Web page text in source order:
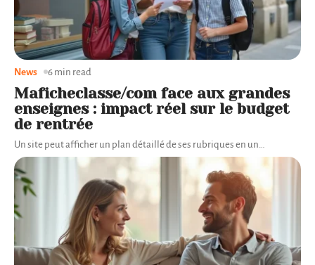
Maficheclasse/com face aux grandes
enseignes : impact réel sur le budget
de rentrée
Un site peut afficher un plan détaillé de ses rubriques en un
News 6 min read